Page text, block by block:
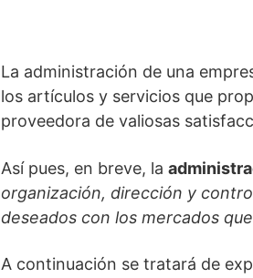
La administración de una
los artículos y servicios que
proveedora de valiosas
Así pues, en breve, la
organización, dirección y
deseados con los mercados
A continuación se tratará de